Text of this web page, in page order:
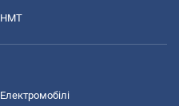
НМТ
Електромобілі